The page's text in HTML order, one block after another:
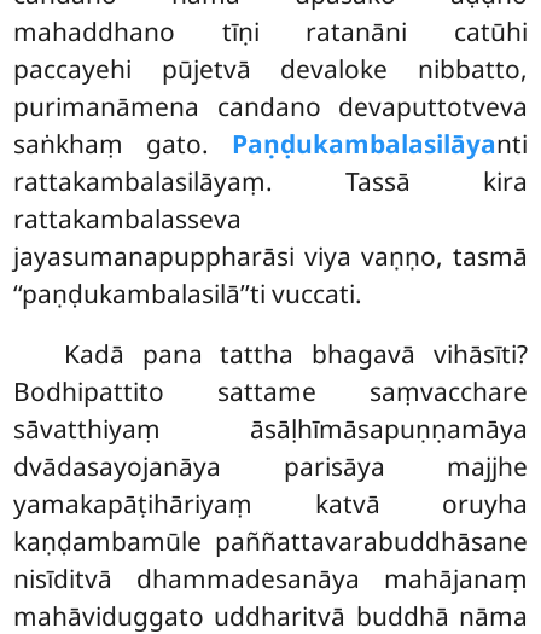
mahaddhano tīṇi ratanāni catūhi
paccayehi pūjetvā devaloke nibbatto,
purimanāmena candano devaputtotveva
saṅkhaṃ gato. Paṇḍukambalasilāyanti
rattakambalasilāyaṃ. Tassā kira
rattakambalasseva
jayasumanapuppharāsi viya vaṇṇo, tasmā
‘‘paṇḍukambalasilā’’ti vuccati.
Kadā pana tattha bhagavā vihāsīti?
Bodhipattito sattame saṃvacchare
sāvatthiyaṃ āsāḷhīmāsapuṇṇamāya
dvādasayojanāya parisāya majjhe
yamakapāṭihāriyaṃ katvā oruyha
kaṇḍambamūle paññattavarabuddhāsane
nisīditvā dhammadesanāya mahājanaṃ
mahāviduggato uddharitvā buddhā nāma